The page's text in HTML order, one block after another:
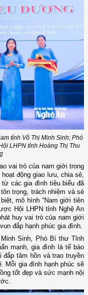
tỉnh Võ Thị Minh Sinh; Phó
LHPN tỉnh Hoàng Thị Thu
vai trò của nam giới trong
động giao lưu, chia sẻ,
các gia đình tiêu biểu đã
trọng, trách nhiệm và sẻ
mô hình “Nam giới tiên
Hội LHPN tỉnh Nghệ An
huy vai trò của nam giới
đắp hạnh phúc gia đình.
Sinh
Phó Bí thư Tỉnh
mạnh , gia đình là tế bào
tâm hồn và trao truyền
Mỗi gia đình hạnh phúc sẽ
tốt đẹp và sức mạnh nội